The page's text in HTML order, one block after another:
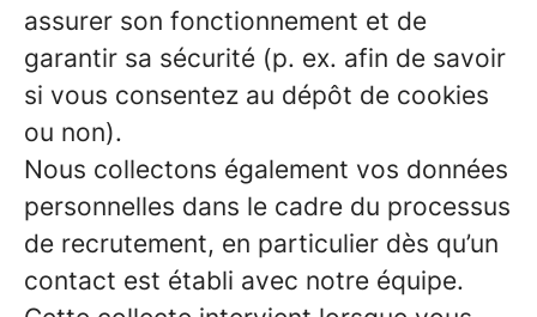
assurer son fonctionnement et de
garantir sa sécurité (p. ex. afin de savoir
si vous consentez au dépôt de cookies
ou non).
Nous collectons également vos données
personnelles dans le cadre du processus
de recrutement, en particulier dès qu’un
contact est établi avec notre équipe.